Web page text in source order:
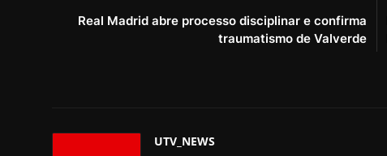
Real Madrid abre processo disciplinar e confirma
traumatismo de Valverde
UTV_NEWS